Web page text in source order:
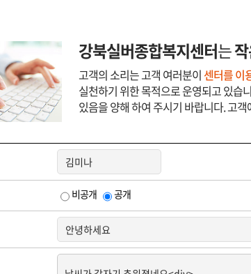
강북실버종합복지센터는
고객의 소리는 고객 여러분이 센터를 이
실천하기 위한 목적으로 운영되고 있습
있음을 양해 하여 주시기 바랍니다. 고
비공개 공개